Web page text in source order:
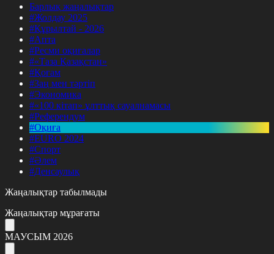
Барлық жаңалықтар
#Жолдау 2025
#Құрылтай - 2026
#Апта
#Ресми оқиғалар
#«Таза Қазақстан»
#Қоғам
#Заң мен тәртіп
#Экономика
#«100 кітап» ұлттық сауалнамасы
#Референдум
#Оқиға
#EURO 2024
#Спорт
#Әлем
#Денсаулық
Жаңалықтар табылмады
Жаңалықтар мұрағаты
МАУСЫМ 2026